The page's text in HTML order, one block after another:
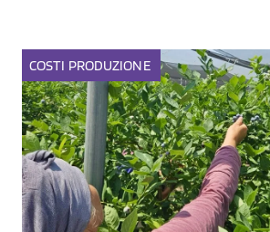
COSTI PRODUZIONE